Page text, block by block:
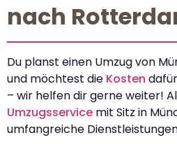
nach
Du planst einen Umzug von
und möchtest die Kosten
– wir helfen dir gerne weiter!
Umzugsservice mit Sitz in
umfangreiche